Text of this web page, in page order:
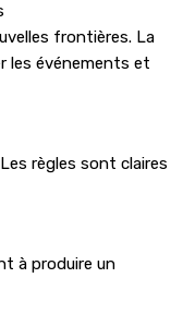
frontières. La
les événements et
règles sont claires
à produire un